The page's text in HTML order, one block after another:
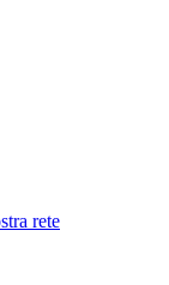
rete